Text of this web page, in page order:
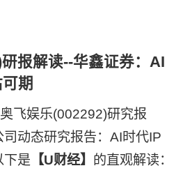
报解读--华鑫证券：AI
期
飞娱乐(002292)研究报
司动态研究报告：AI时代IP
下是 【U财经】 的直观解读：